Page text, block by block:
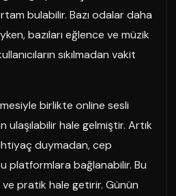
bulabilir. Bazı odalar daha
bazıları eğlence ve müzik
sıkılmadan vakit
birlikte online sesli
hale gelmiştir. Artık
duymadan, cep
platformlara bağlanabilir. Bu
pratik hale getirir. Günün